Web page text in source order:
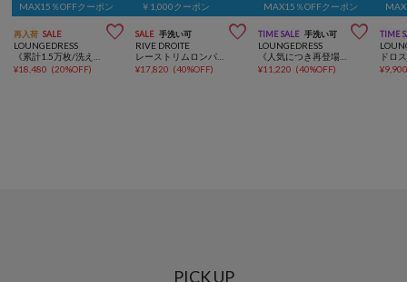
MAX15％OFFクーポン
再入荷 SALE 
LOUNGEDRESS
¥18,480 (20%OFF)
￥1,000クーポン
SALE 手洗い可 
RIVE DROITE
¥17,820 (40%OFF)
MAX15％OFFクーポン
TIME SALE 手洗い可 
LOUNGEDRESS
《人気につき再登場/レイヤードアイテム》レースキャミ
¥11,220 (40%OFF)
TIME
¥
PICK UP